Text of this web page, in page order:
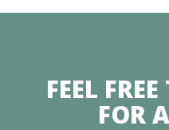
FEEL
FOR